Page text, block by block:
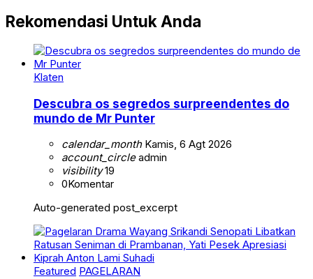
Rekomendasi Untuk Anda
Klaten
Descubra os segredos surpreendentes do
mundo de Mr Punter
calendar_monthKamis, 6 Agt 2026
account_circleadmin
visibility19
0Komentar
Auto-generated post_excerpt
Featured PAGELARAN